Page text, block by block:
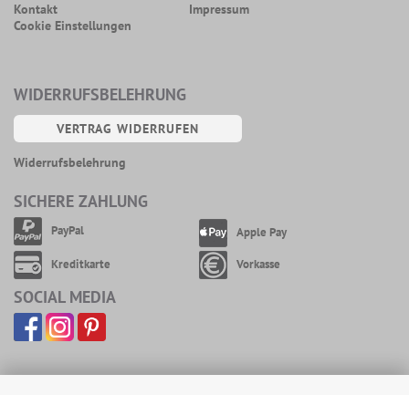
Kontakt
Impressum
Cookie Einstellungen
WIDERRUFSBELEHRUNG
VERTRAG WIDERRUFEN
Widerrufsbelehrung
SICHERE ZAHLUNG
PayPal Apple Pay
Kreditkarte Vorkasse
SOCIAL MEDIA